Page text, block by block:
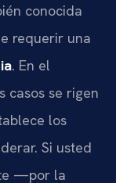
conocida
requerir una
. En el
casos se rigen
los
Si usted
—por la